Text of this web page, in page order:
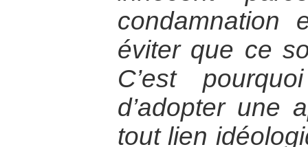
éviter que ce
C’est
d’adopter une
tout lien